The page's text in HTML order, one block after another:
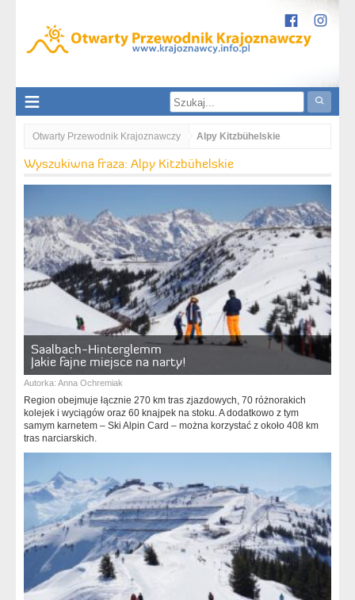
Otwarty Przewodnik Krajoznawczy Alpy Kitzbühelskie
Wyszukiwna fraza: Alpy Kitzbühelskie
Saalbach-Hinterglemm
Jakie fajne miejsce na narty!
Autorka: Anna Ochremiak
Region obejmuje łącznie 270 km tras zjazdowych, 70 różnorakich
kolejek i wyciągów oraz 60 knajpek na stoku. A dodatkowo z tym
samym karnetem – Ski Alpin Card – można korzystać z około 408 km
tras narciarskich.